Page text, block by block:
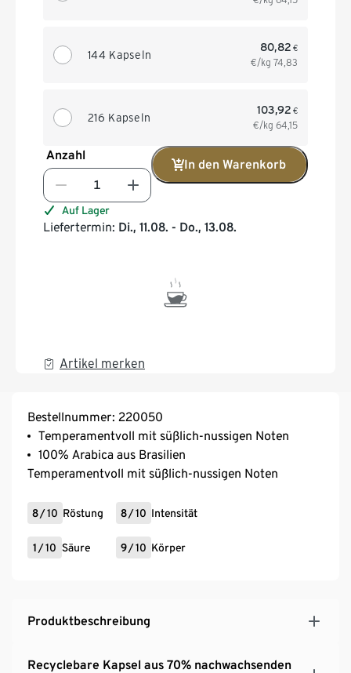
144 Kapseln
80,82 €
€/kg 74,83
216 Kapseln
103,92 €
€/kg 64,15
Anzahl
In den Warenkorb
Auf Lager
Liefertermin: Di., 11.08. - Do., 13.08.
Artikel merken
Bestellnummer: 220050
Temperamentvoll mit süßlich-nussigen Noten
100% Arabica aus Brasilien
Temperamentvoll mit süßlich-nussigen Noten
8/10 Röstung 8/10 Intensität
1 /10 Säure 9/10 Körper
Produktbeschreibung
Recyclebare Kapsel aus 70% nachwachsenden